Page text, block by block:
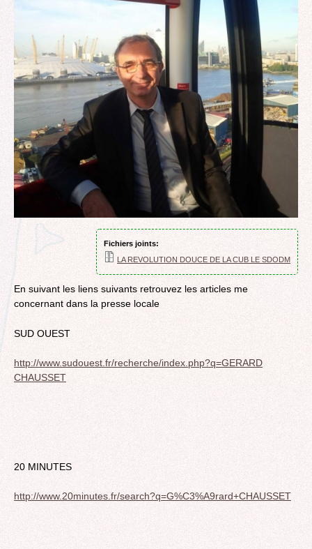
Fichiers joints:
LA REVOLUTION DOUCE DE LA CUB LE SDODM
En suivant les liens suivants retrouvez les articles me
concernant dans la presse locale
SUD OUEST
http://www.sudouest.fr/recherche/index.php?q=GERARD
CHAUSSET
20 MINUTES
http://www.20minutes.fr/search?q=G%C3%A9rard+CHAUSSET